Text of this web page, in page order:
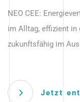
NEO CEE:
im Alltag, effizient in
zukunftsfähig im
Jetzt
Anwendungen –
zukunftsfähig.